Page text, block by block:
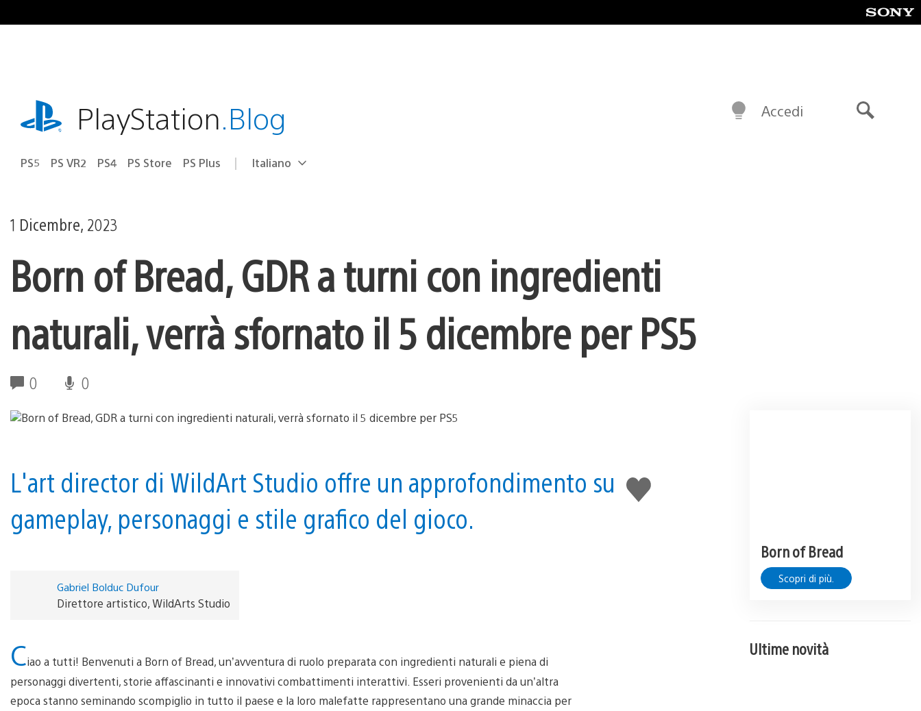
al
playstation.comPlayStation.Blog
PS5 PS VR2 PS4 PS Store PS Plus Seleziona
Regione
Italiano
Accedi
1 Dicembre, 2023
Born of Bread, GDR a turni con ingredienti
naturali, verrà sfornato il 5 dicembre per PS5
0 0
Mi
piace
L'art director di WildArt Studio offre un approfondimento su
gameplay, personaggi e stile grafico del gioco.
Gabriel Bolduc Dufour
Direttore artistico, WildArts Studio
Ciao a tutti! Benvenuti a Born of Bread, un’avventura di ruolo preparata con ingredienti naturali e piena di
personaggi divertenti, storie affascinanti e innovativi combattimenti interattivi. Esseri provenienti da un’altra
epoca stanno seminando scompiglio in tutto il paese e la loro malefatte rappresentano una grande minaccia per
Born of Bread
Scopri di più.
Ultime novità